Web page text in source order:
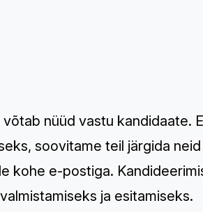
nüüd vastu kandidaate.
soovitame teil järgida
kohe e-postiga.
ja esitamiseks.